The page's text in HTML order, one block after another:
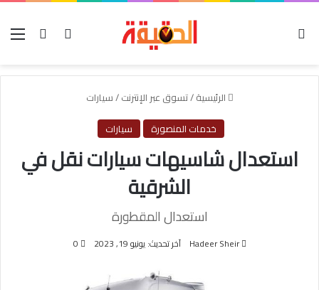
بحث عنتسجيل
الرئيسية/تسوق عبر الإنترنت/سيارات
خدمات المنصورة
سيارات
استعدال شاسيهات سيارات نقل في
الشرقية
استعدال المقطورة
Hadeer Sheir آخر تحديث: يونيو 19, 2023 0